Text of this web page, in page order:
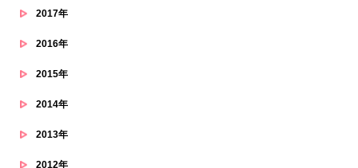
2017年
2016年
2015年
2014年
2013年
2012年